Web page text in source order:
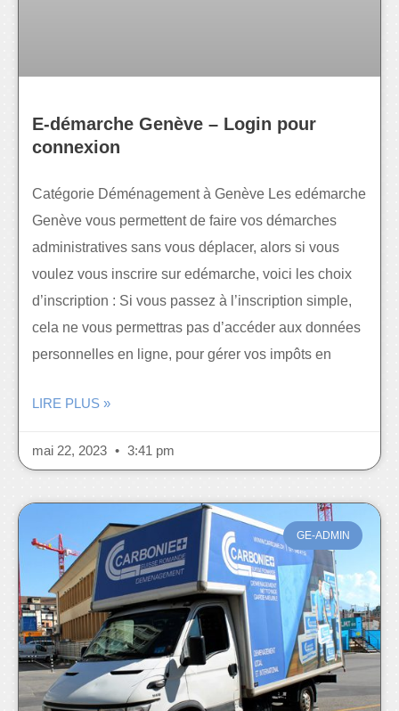
E-démarche Genève – Login pour
connexion
Catégorie Déménagement à Genève Les edémarche
Genève vous permettent de faire vos démarches
administratives sans vous déplacer, alors si vous
voulez vous inscrire sur edémarche, voici les choix
d’inscription : Si vous passez à l’inscription simple,
cela ne vous permettras pas d’accéder aux données
personnelles en ligne, pour gérer vos impôts en
LIRE PLUS »
mai 22, 2023 3:41 pm
GE-ADMIN